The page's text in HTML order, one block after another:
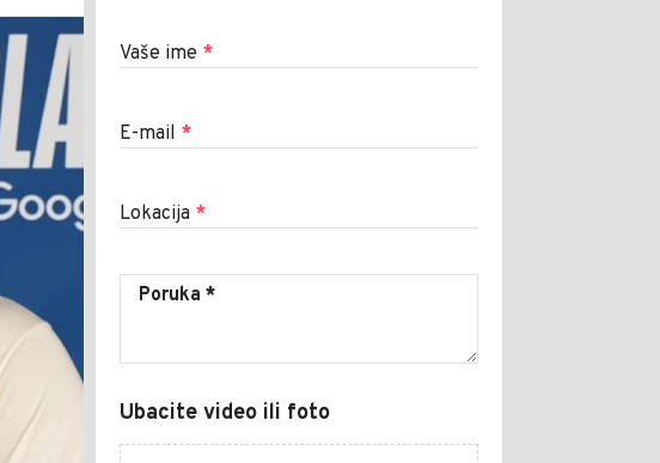
Vaše ime *
E-mail *
Lokacija *
Ubacite video ili foto